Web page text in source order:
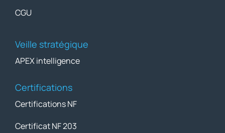
CGU
Veille stratégique
APEX intelligence
Certifications
Certifications NF
Certificat NF 203